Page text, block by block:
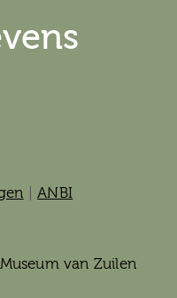
|ANBI
van Zuilen